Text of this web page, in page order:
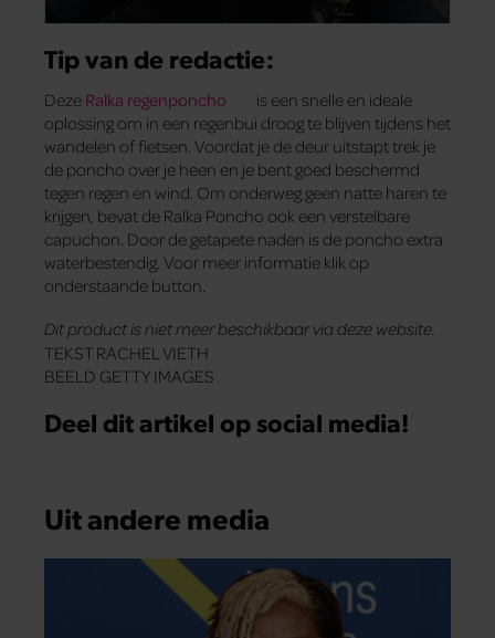
Tip van de redactie:
Deze Ralka regenponcho
is een snelle en ideale
oplossing om in een regenbui droog te blijven tijdens het
wandelen of fietsen. Voordat je de deur uitstapt trek je
de poncho over je heen en je bent goed beschermd
tegen regen en wind. Om onderweg geen natte haren te
krijgen, bevat de Ralka Poncho ook een verstelbare
capuchon. Door de getapete naden is de poncho extra
waterbestendig. Voor meer informatie klik op
onderstaande button.
Dit product is niet meer beschikbaar via deze website.
TEKST RACHEL VIETH
BEELD GETTY IMAGES
Deel dit artikel op social media!
Uit andere media